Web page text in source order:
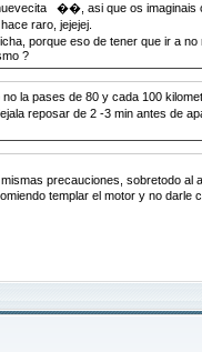
��, asi que os imaginais
raro, jejejej.
porque eso de tener que ir a
?
de 80 y cada 100 kilometros
3 min antes de aparcarla y al
precauciones, sobretodo
templar el motor y no darle